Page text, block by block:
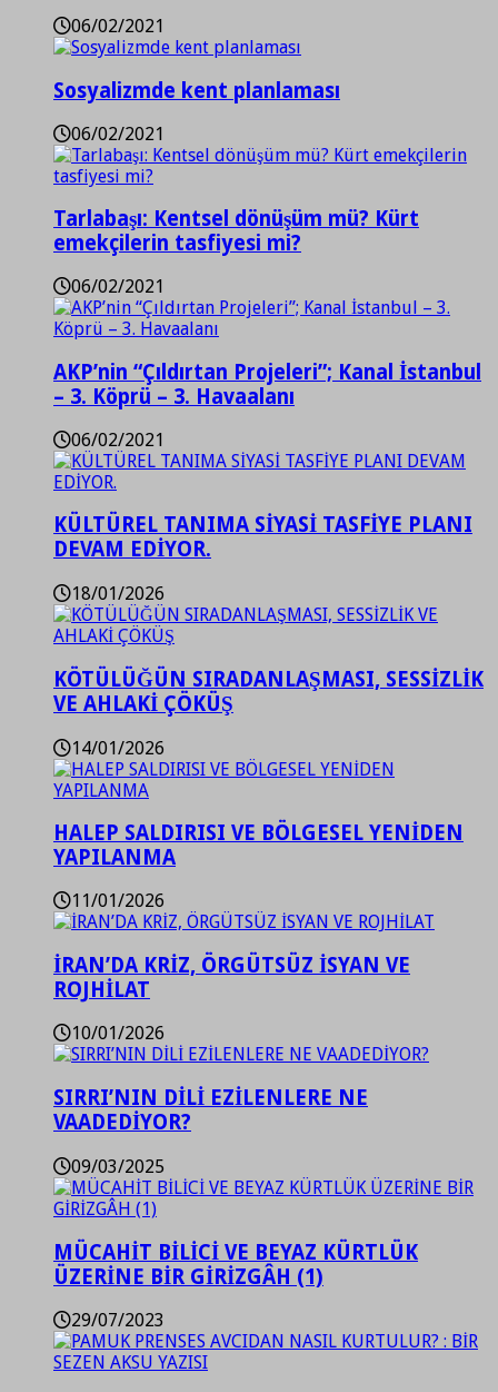
06/02/2021
Sosyalizmde kent planlaması
06/02/2021
Tarlabaşı: Kentsel dönüşüm mü? Kürt
emekçilerin tasfiyesi mi?
06/02/2021
AKP’nin “Çıldırtan Projeleri”; Kanal İstanbul
– 3. Köprü – 3. Havaalanı
06/02/2021
KÜLTÜREL TANIMA SİYASİ TASFİYE PLANI
DEVAM EDİYOR.
18/01/2026
KÖTÜLÜĞÜN SIRADANLAŞMASI, SESSİZLİK
VE AHLAKİ ÇÖKÜŞ
14/01/2026
HALEP SALDIRISI VE BÖLGESEL YENİDEN
YAPILANMA
11/01/2026
İRAN’DA KRİZ, ÖRGÜTSÜZ İSYAN VE
ROJHİLAT
10/01/2026
SIRRI’NIN DİLİ EZİLENLERE NE
VAADEDİYOR?
09/03/2025
MÜCAHİT BİLİCİ VE BEYAZ KÜRTLÜK
ÜZERİNE BİR GİRİZGÂH (1)
29/07/2023